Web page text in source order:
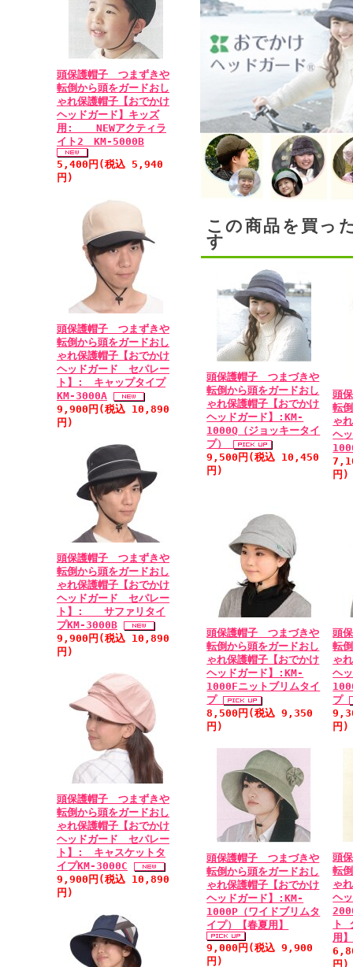
頭保護帽子 つまずきや
転倒から頭をガードおし
ゃれ保護帽子【おでかけ
ヘッドガード】キッズ
用: NEWアクティラ
イト2 KM-5000B
5,400円(税込 5,940
円)
頭保護帽子 つまずきや
転倒から頭をガードおし
ゃれ保護帽子【おでかけ
ヘッドガード セパレー
ト】: キャップタイプ
KM-3000A
9,900円(税込 10,890
円)
頭保護帽子 つまずきや
転倒から頭をガードおし
ゃれ保護帽子【おでかけ
ヘッドガード セパレー
ト】: サファリタイ
プKM-3000B
9,900円(税込 10,890
円)
頭保護帽子 つまずきや
転倒から頭をガードおし
ゃれ保護帽子【おでかけ
ヘッドガード セパレー
ト】: キャスケットタ
イプKM-3000C
9,900円(税込 10,890
円)
この商品を買っ
す
頭保護帽子 つまづきや
転倒から頭をガードおし
ゃれ保護帽子【おでかけ
ヘッドガード】:KM-
1000Q（ジョッキータイ
プ）
9,500円(税込 10,450
円)
頭
転
ゃ
ヘ
円)
頭保護帽子 つまづきや
転倒から頭をガードおし
ゃれ保護帽子【おでかけ
ヘッドガード】:KM-
1000Fニットブリムタイ
プ
8,500円(税込 9,350
円)
頭
転
ゃ
ヘ
プ
円)
頭保護帽子 つまづきや
転倒から頭をガードおし
ゃれ保護帽子【おでかけ
ヘッドガード】:KM-
1000P（ワイドブリムタ
イプ）【春夏用】
9,000円(税込 9,900
円)
頭
転
ゃ
ヘ
ト
用】
円)